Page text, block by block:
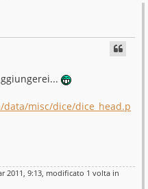
misc/dice/dice_head.p
2011, 9:13, modificato 1 volta in